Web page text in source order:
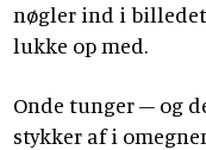
nøgler ind i
lukke op med.
Onde tunger – og
stykker af i